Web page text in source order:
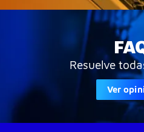
Resuelve
Ver